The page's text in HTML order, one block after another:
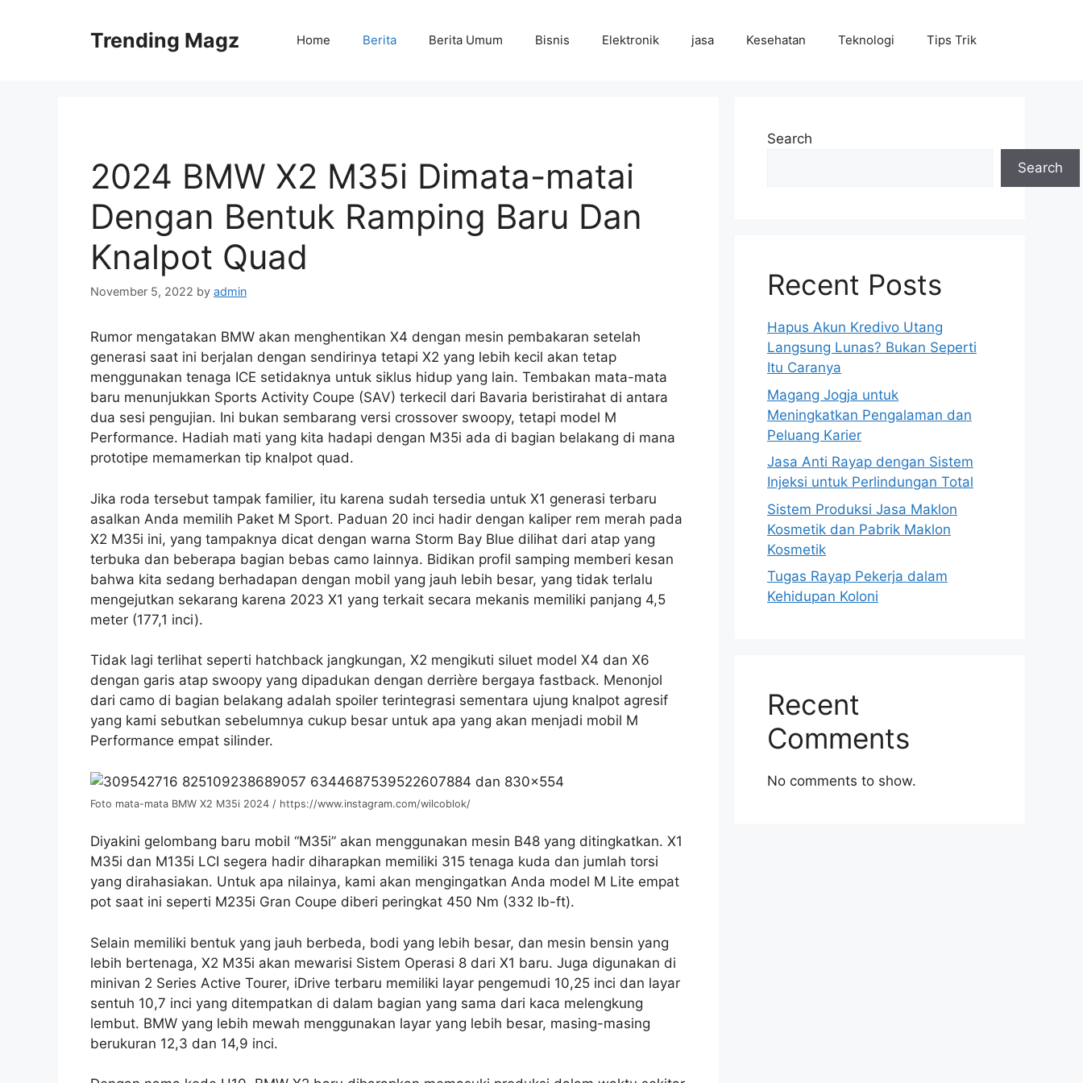
Trending Magz Home Berita Berita Umum Bisnis Elektronik jasa Kesehatan Teknologi Tips Trik
2024 BMW X2 M35i Dimata-matai
Dengan Bentuk Ramping Baru Dan
Knalpot Quad
November 5, 2022 by admin
Rumor mengatakan BMW akan menghentikan X4 dengan mesin pembakaran setelah
generasi saat ini berjalan dengan sendirinya tetapi X2 yang lebih kecil akan tetap
menggunakan tenaga ICE setidaknya untuk siklus hidup yang lain. Tembakan mata-mata
baru menunjukkan Sports Activity Coupe (SAV) terkecil dari Bavaria beristirahat di antara
dua sesi pengujian. Ini bukan sembarang versi crossover swoopy, tetapi model M
Performance. Hadiah mati yang kita hadapi dengan M35i ada di bagian belakang di mana
prototipe memamerkan tip knalpot quad.
Jika roda tersebut tampak familier, itu karena sudah tersedia untuk X1 generasi terbaru
asalkan Anda memilih Paket M Sport. Paduan 20 inci hadir dengan kaliper rem merah pada
X2 M35i ini, yang tampaknya dicat dengan warna Storm Bay Blue dilihat dari atap yang
terbuka dan beberapa bagian bebas camo lainnya. Bidikan profil samping memberi kesan
bahwa kita sedang berhadapan dengan mobil yang jauh lebih besar, yang tidak terlalu
mengejutkan sekarang karena 2023 X1 yang terkait secara mekanis memiliki panjang 4,5
meter (177,1 inci).
Tidak lagi terlihat seperti hatchback jangkungan, X2 mengikuti siluet model X4 dan X6
dengan garis atap swoopy yang dipadukan dengan derrière bergaya fastback. Menonjol
dari camo di bagian belakang adalah spoiler terintegrasi sementara ujung knalpot agresif
yang kami sebutkan sebelumnya cukup besar untuk apa yang akan menjadi mobil M
Performance empat silinder.
Foto mata-mata BMW X2 M35i 2024 / https://www.instagram.com/wilcoblok/
Diyakini gelombang baru mobil “M35i” akan menggunakan mesin B48 yang ditingkatkan. X1
M35i dan M135i LCI segera hadir diharapkan memiliki 315 tenaga kuda dan jumlah torsi
yang dirahasiakan. Untuk apa nilainya, kami akan mengingatkan Anda model M Lite empat
pot saat ini seperti M235i Gran Coupe diberi peringkat 450 Nm (332 lb-ft).
Selain memiliki bentuk yang jauh berbeda, bodi yang lebih besar, dan mesin bensin yang
lebih bertenaga, X2 M35i akan mewarisi Sistem Operasi 8 dari X1 baru. Juga digunakan di
minivan 2 Series Active Tourer, iDrive terbaru memiliki layar pengemudi 10,25 inci dan layar
sentuh 10,7 inci yang ditempatkan di dalam bagian yang sama dari kaca melengkung
lembut. BMW yang lebih mewah menggunakan layar yang lebih besar, masing-masing
berukuran 12,3 dan 14,9 inci.
Search
Search
Recent Posts
Hapus Akun Kredivo Utang
Langsung Lunas? Bukan Seperti
Itu Caranya
Magang Jogja untuk
Meningkatkan Pengalaman dan
Peluang Karier
Jasa Anti Rayap dengan Sistem
Injeksi untuk Perlindungan Total
Sistem Produksi Jasa Maklon
Kosmetik dan Pabrik Maklon
Kosmetik
Tugas Rayap Pekerja dalam
Kehidupan Koloni
Recent
Comments
No comments to show.